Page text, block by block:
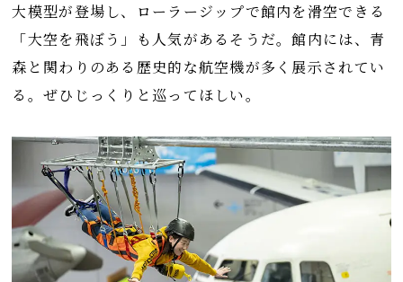
大模型が登場し、ローラージップで館内を滑空できる
「大空を飛ぼう」も人気があるそうだ。館内には、青
森と関わりのある歴史的な航空機が多く展示されてい
る。ぜひじっくりと巡ってほしい。